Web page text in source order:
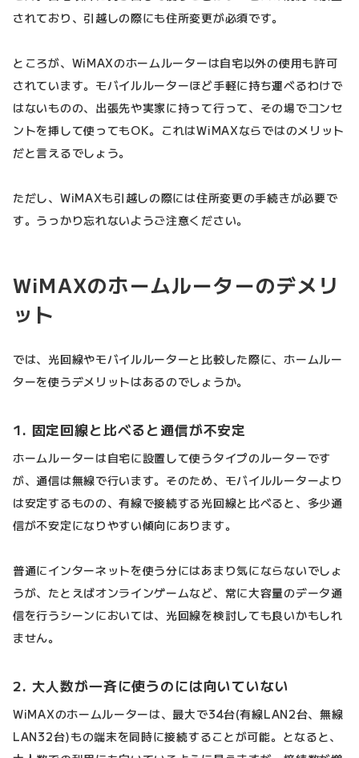
されており、引越しの際にも住所変更が必須です。
ところが、WiMAXのホームルーターは自宅以外の使用も許可
されています。モバイルルーターほど手軽に持ち運べるわけで
はないものの、出張先や実家に持って行って、その場でコンセ
ントを挿して使ってもOK。これはWiMAXならではのメリット
だと言えるでしょう。
ただし、WiMAXも引越しの際には住所変更の手続きが必要で
す。うっかり忘れないようご注意ください。
WiMAXのホームルーターのデメリ
ット
では、光回線やモバイルルーターと比較した際に、ホームルー
ターを使うデメリットはあるのでしょうか。
1. 固定回線と比べると通信が不安定
ホームルーターは自宅に設置して使うタイプのルーターです
が、通信は無線で行います。そのため、モバイルルーターより
は安定するものの、有線で接続する光回線と比べると、多少通
信が不安定になりやすい傾向にあります。
普通にインターネットを使う分にはあまり気にならないでしょ
うが、たとえばオンラインゲームなど、常に大容量のデータ通
信を行うシーンにおいては、光回線を検討しても良いかもしれ
ません。
2. 大人数が一斉に使うのには向いていない
WiMAXのホームルーターは、最大で34台(有線LAN2台、無線
LAN32台)もの端末を同時に接続することが可能。となると、